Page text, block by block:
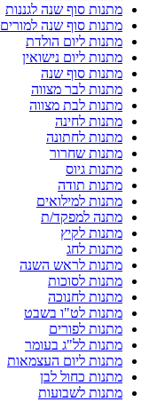
מתנות סוף שנה לגננות
מתנות סוף שנה למורים
מתנות ליום הולדת
מתנות ליום נישואין
מתנות סוף שנה
מתנות לבר מצווה
מתנות לבת מצווה
מתנות לחינה
מתנות לחתונה
מתנות שחרור
מתנות גיוס
מתנות תודה
מתנות למילואים
מתנה למפקד/ת
מתנות לקיץ
מתנות לחג
מתנות לראש השנה
מתנות לסוכות
מתנות לחנוכה
מתנות לט"ו בשבט
מתנות לפורים
מתנות לל"ג בעומר
מתנות ליום העצמאות
מתנות כחול לבן
מתנות לשבועות